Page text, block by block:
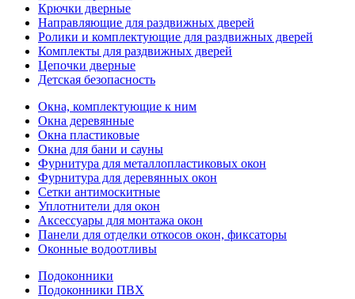
Крючки дверные
Направляющие для раздвижных дверей
Ролики и комплектующие для раздвижных дверей
Комплекты для раздвижных дверей
Цепочки дверные
Детская безопасность
Окна, комплектующие к ним
Окна деревянные
Окна пластиковые
Окна для бани и сауны
Фурнитура для металлопластиковых окон
Фурнитура для деревянных окон
Сетки антимоскитные
Уплотнители для окон
Аксессуары для монтажа окон
Панели для отделки откосов окон, фиксаторы
Оконные водоотливы
Подоконники
Подоконники ПВХ